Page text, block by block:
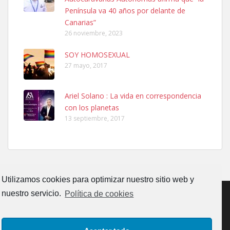
Utilizamos cookies para optimizar nuestro sitio web y
nuestro servicio. Política de cookies
El día 5 se los perdió una ninfa papillera, asustada tiene miedo a la
calle, se perdió por la zon...
Leales.org » Gran Canaria | 6.7.2025
Adopcion
Leales.org » Gran Canaria | 4.7.2025
Península va 40 años por delante de
Canarias”
26 noviembre, 2023
SOY HOMOSEXUAL
27 mayo, 2017
Ariel Solano : La vida en correspondencia
con los planetas
13 septiembre, 2017